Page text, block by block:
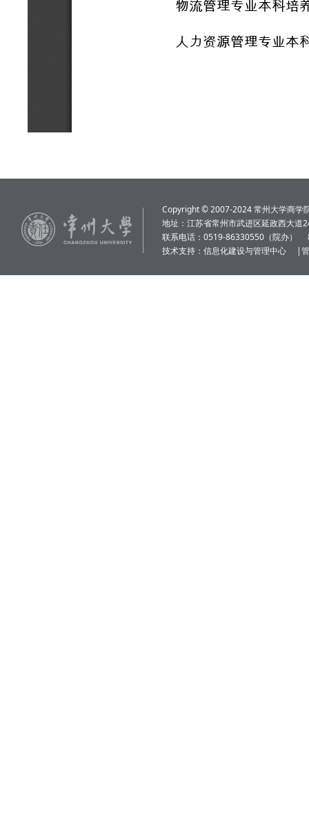
Copyright © 2007-2024 常州大学商学
地址：江苏省常州市武进区延政西大道
联系电话：0519-86330550（院办）
技术支持： 信息化建设与管理中心 |